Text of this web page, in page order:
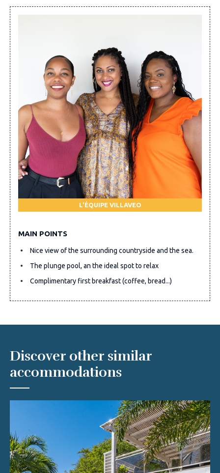
L'ÉQUIPE VILLAVEO
MAIN POINTS
Nice view of the surrounding countryside and the sea.
The plunge pool, an the ideal spot to relax
Complimentary first breakfast (coffee, bread...)
Discover other similar
accommodations